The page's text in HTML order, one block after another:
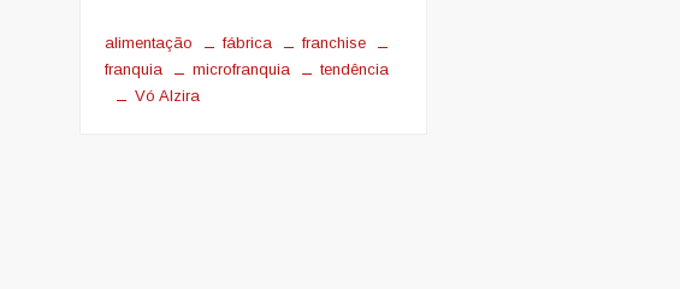
alimentação fábrica
franchise
franquia
microfranquia
tendência
Vó Alzira